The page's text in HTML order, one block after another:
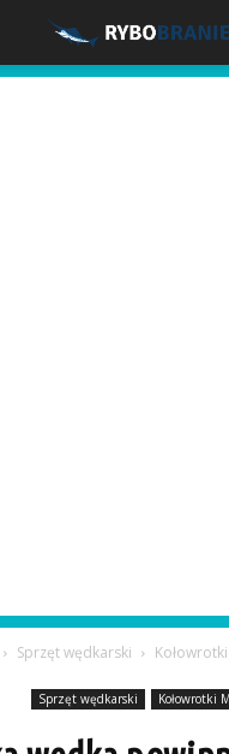
Sprzęt wędkarski
Sprzęt wędkarski Kołowrotki